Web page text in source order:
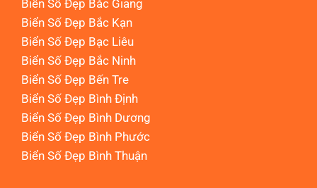
Biển Số Đẹp Bắc Giang
Biển Số Đẹp Bắc Kạn
Biển Số Đẹp Bạc Liêu
Biển Số Đẹp Bắc Ninh
Biển Số Đẹp Bến Tre
Biển Số Đẹp Bình Định
Biển Số Đẹp Bình Dương
Biển Số Đẹp Bình Phước
Biển Số Đẹp Bình Thuận